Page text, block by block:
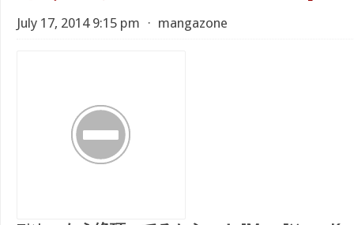
July 17, 2014 9:15 pm ⋅ mangazone